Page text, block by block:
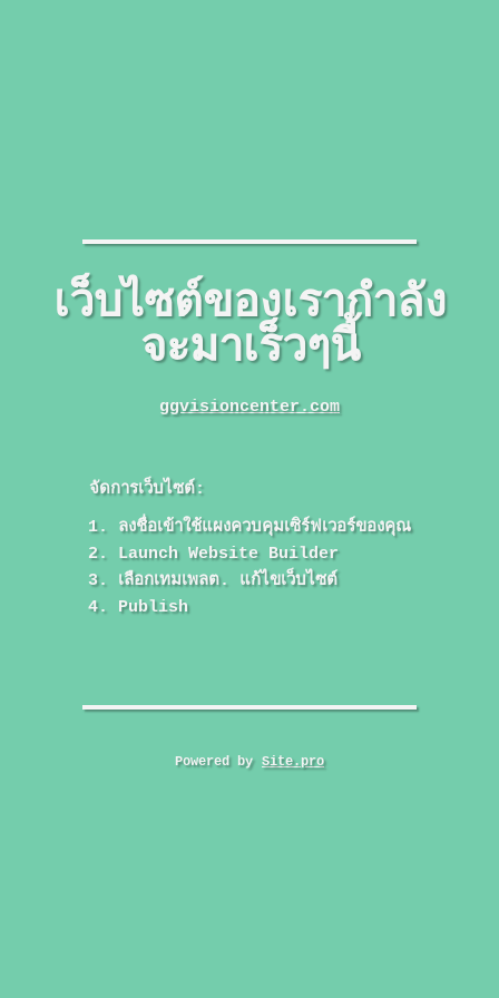
เว็บไซต์ของเรากำลัง
จะมาเร็วๆนี้
ggvisioncenter.com
จัดการเว็บไซต์:
ลงชื่อเข้าใช้แผงควบคุมเซิร์ฟเวอร์ของคุณ
Launch Website Builder
เลือกเทมเพลต. แก้ไขเว็บไซต์
Publish
Powered by Site.pro